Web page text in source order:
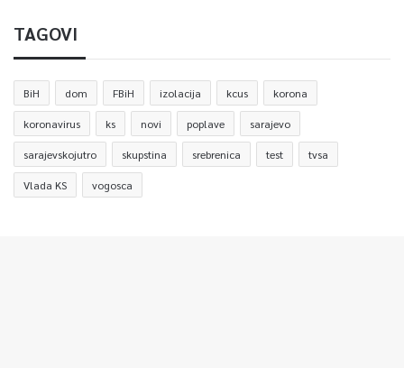
TAGOVI
BiH dom FBiH izolacija kcus korona
koronavirus ks novi poplave sarajevo
sarajevskojutro skupstina srebrenica test tvsa
Vlada KS vogosca